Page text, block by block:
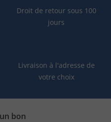
Droit de retour sous 100
jours
Livraison à l'adresse de
votre choix
bon